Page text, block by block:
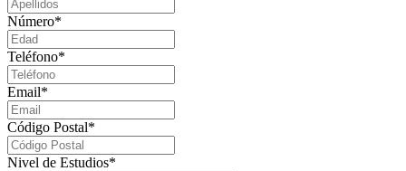
Número*
Teléfono*
Email*
Código Postal*
Nivel de Estudios*